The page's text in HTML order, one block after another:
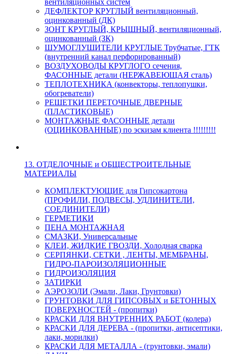
вентиляционных систем
ДЕФЛЕКТОР КРУГЛЫЙ вентиляционный,
оцинкованный (ДК)
ЗОНТ КРУГЛЫЙ, КРЫШНЫЙ, вентиляционный,
оцинкованный (ЗК)
ШУМОГЛУШИТЕЛИ КРУГЛЫЕ Трубчатые, ГТК
(внутренний канал перфорированный)
ВОЗДУХОВОДЫ КРУГЛОГО сечения,
ФАСОННЫЕ детали (НЕРЖАВЕЮЩАЯ сталь)
ТЕПЛОТЕХНИКА (конвекторы, теплопушки,
обогреватели)
РЕШЕТКИ ПЕРЕТОЧНЫЕ ДВЕРНЫЕ
(ПЛАСТИКОВЫЕ)
МОНТАЖНЫЕ ФАСОННЫЕ детали
(ОЦИНКОВАННЫЕ) по эскизам клиента !!!!!!!!!
13. ОТДЕЛОЧНЫЕ и ОБЩЕСТРОИТЕЛЬНЫЕ
МАТЕРИАЛЫ
КОМПЛЕКТУЮЩИЕ для Гипсокартона
(ПРОФИЛИ, ПОДВЕСЫ, УДЛИНИТЕЛИ,
СОЕДИНИТЕЛИ)
ГЕРМЕТИКИ
ПЕНА МОНТАЖНАЯ
СМАЗКИ, Универсальные
КЛЕИ, ЖИДКИЕ ГВОЗДИ, Холодная сварка
СЕРПЯНКИ, СЕТКИ , ЛЕНТЫ, МЕМБРАНЫ,
ГИДРО-ПАРОИЗОЛЯЦИОННЫЕ
ГИДРОИЗОЛЯЦИЯ
ЗАТИРКИ
АЭРОЗОЛИ (Эмали, Лаки, Грунтовки)
ГРУНТОВКИ ДЛЯ ГИПСОВЫХ и БЕТОННЫХ
ПОВЕРХНОСТЕЙ - (пропитки)
КРАСКИ ДЛЯ ВНУТРЕННИХ РАБОТ (колера)
КРАСКИ ДЛЯ ДЕРЕВА - (пропитки, антисептики,
лаки, морилки)
КРАСКИ ДЛЯ МЕТАЛЛА - (грунтовки, эмали)